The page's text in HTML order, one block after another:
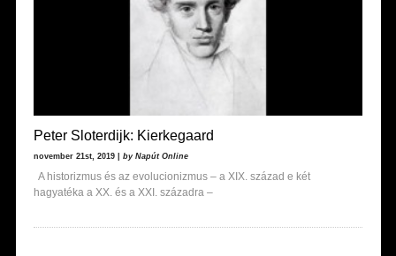
Peter Sloterdijk: Kierkegaard
november 21st, 2019 | by Napút Online
A historizmus és az evolucionizmus – a XIX. század e két
hagyatéka a XX. és a XXI. századra –